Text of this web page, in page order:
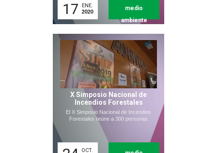
17
ENE.
2020
medio
ambiente
X Simposio Nacional de
Incendios Forestales
El X Simposio Nacional de Incendios
Forestales reúne a 300 personas
OCT.